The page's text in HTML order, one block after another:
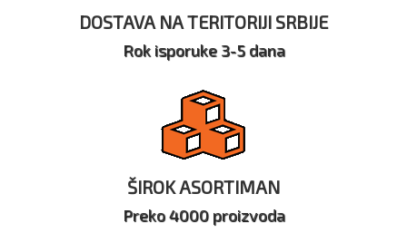
DOSTAVA NA TERITORIJI SRBIJE
Rok isporuke 3-5 dana
ŠIROK ASORTIMAN
Preko 4000 proizvoda